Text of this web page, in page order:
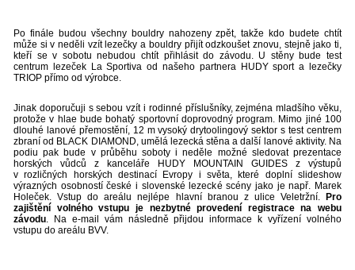
Po finále budou všechny bouldry nahozeny zpět, takže kdo budete chtít
může si v neděli vzít lezečky a bouldry přijít odzkoušet znovu, stejně jako ti,
kteří se v sobotu nebudou chtít přihlásit do závodu. U stěny bude test
centrum lezeček La Sportiva od našeho partnera HUDY sport a lezečky
TRIOP přímo od výrobce.
Jinak doporučuji s sebou vzít i rodinné příslušníky, zejména mladšího věku,
protože v hlae bude bohatý sportovní doprovodný program. Mimo jiné 100
dlouhé lanové přemostění, 12 m vysoký drytoolingový sektor s test centrem
zbraní od BLACK DIAMOND, umělá lezecká stěna a další lanové aktivity. Na
podiu pak bude v průběhu soboty i neděle možné sledovat prezentace
horských vůdců z kanceláře HUDY MOUNTAIN GUIDES z výstupů
v rozličných horských destinací Evropy i světa, které doplní slideshow
výrazných osobností české i slovenské lezecké scény jako je např. Marek
Holeček. Vstup do areálu nejlépe hlavní branou z ulice Veletržní. Pro
zajištění volného vstupu je nezbytné provedení registrace na webu
závodu. Na e-mail vám následně přijdou informace k vyřízení volného
vstupu do areálu BVV.